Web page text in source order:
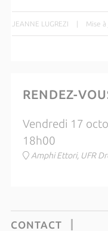
JEANNE LUGREZI | Mise
RENDEZ-
Vendredi 17
18h00
Amphi Ettori, UFR
CONTACT